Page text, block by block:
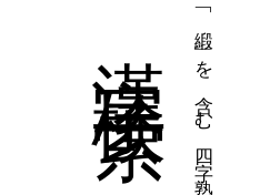
「緞」を含む四字熟語